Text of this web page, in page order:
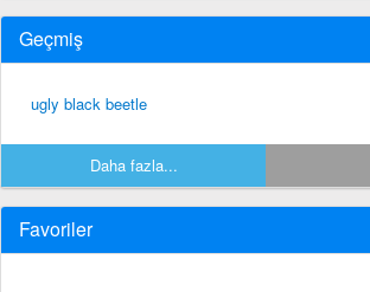
Geçmiş
ugly black beetle
Daha fazla...
Favoriler